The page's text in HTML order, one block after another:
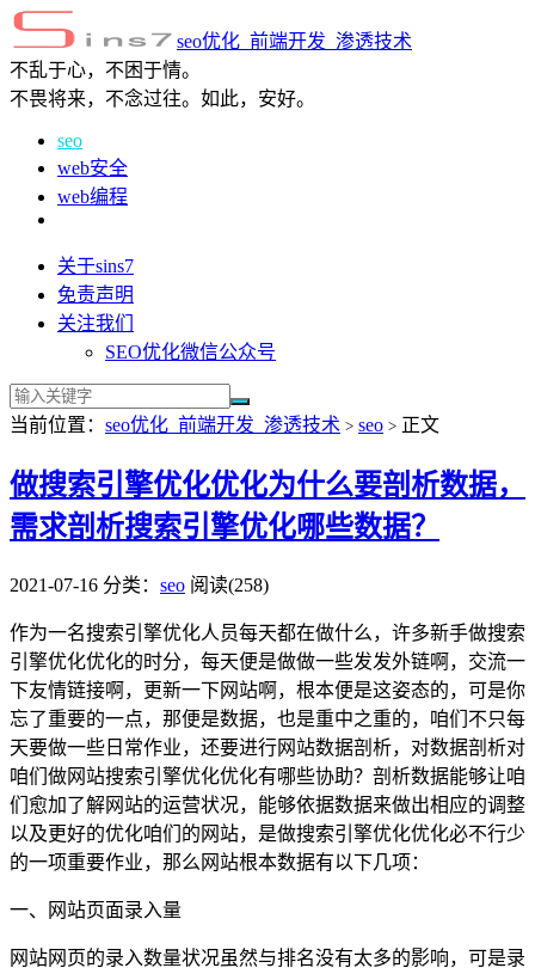
seo优化_前端开发_渗透技术
不乱于心，不困于情。
不畏将来，不念过往。如此，安好。
seo
web安全
web编程
关于sins7
免责声明
关注我们
SEO优化微信公众号
当前位置： seo优化_前端开发_渗透技术 > seo > 正文
做搜索引擎优化优化为什么要剖析数据，
需求剖析搜索引擎优化哪些数据？
2021-07-16 分类： seo 阅读(258)
作为一名搜索引擎优化人员每天都在做什么，许多新手做搜索
引擎优化优化的时分，每天便是做做一些发发外链啊，交流一
下友情链接啊，更新一下网站啊，根本便是这姿态的，可是你
忘了重要的一点，那便是数据，也是重中之重的，咱们不只每
天要做一些日常作业，还要进行网站数据剖析，对数据剖析对
咱们做网站搜索引擎优化优化有哪些协助？剖析数据能够让咱
们愈加了解网站的运营状况，能够依据数据来做出相应的调整
以及更好的优化咱们的网站，是做搜索引擎优化优化必不行少
的一项重要作业，那么网站根本数据有以下几项：
一、网站页面录入量
网站网页的录入数量状况虽然与排名没有太多的影响，可是录